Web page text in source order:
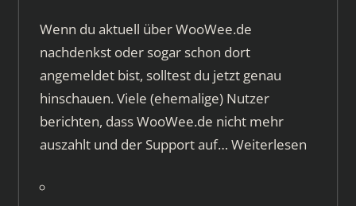
Wenn du aktuell über WooWee.de
nachdenkst oder sogar schon dort
angemeldet bist, solltest du jetzt genau
hinschauen. Viele (ehemalige) Nutzer
berichten, dass WooWee.de nicht mehr
auszahlt und der Support auf… Weiterlesen